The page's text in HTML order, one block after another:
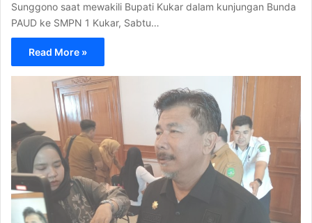
Sunggono saat mewakili Bupati Kukar dalam kunjungan Bunda
PAUD ke SMPN 1 Kukar, Sabtu…
Read More »